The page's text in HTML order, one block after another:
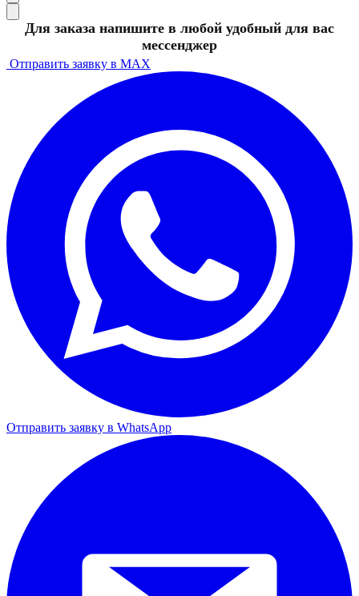
Для заказа напишите в любой удобный для вас
мессенджер
Отправить заявку в MAX
Отправить заявку в WhatsApp